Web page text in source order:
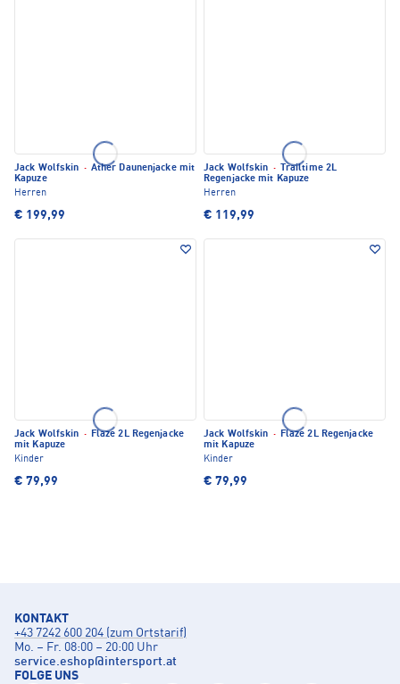
Jack Wolfskin · Ather Daunenjacke mit
Kapuze
Herren
€ 199,99
Jack Wolfskin ·
Trailtime 2L
Regenjacke mit Kapuze
Herren
€ 119,99
Jack Wolfskin · Flaze 2L Regenjacke
mit Kapuze
Kinder
€ 79,99
Jack Wolfskin · Flaze 2L Regenjacke
mit Kapuze
Kinder
€ 79,99
KONTAKT
+43 7242 600 204 (zum Ortstarif)
Mo. – Fr. 08:00 – 20:00 Uhr
service.eshop@intersport.at
FOLGE UNS